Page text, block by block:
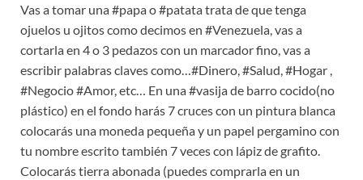
Vas a tomar una #papa o #patata trata de que tenga
ojuelos u ojitos como decimos en #Venezuela, vas a
cortarla en 4 o 3 pedazos con un marcador fino, vas a
escribir palabras claves como…#Dinero, #Salud, #Hogar ,
#Negocio #Amor, etc… En una #vasija de barro cocido(no
plástico) en el fondo harás 7 cruces con un pintura blanca
colocarás una moneda pequeña y un papel pergamino con
tu nombre escrito también 7 veces con lápiz de grafito.
Colocarás tierra abonada (puedes comprarla en un